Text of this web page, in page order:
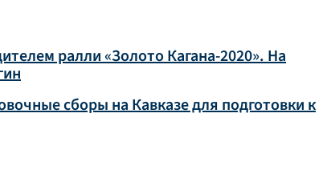
ралли «Золото Кагана-2020». На
сборы на Кавказе для подготовки к